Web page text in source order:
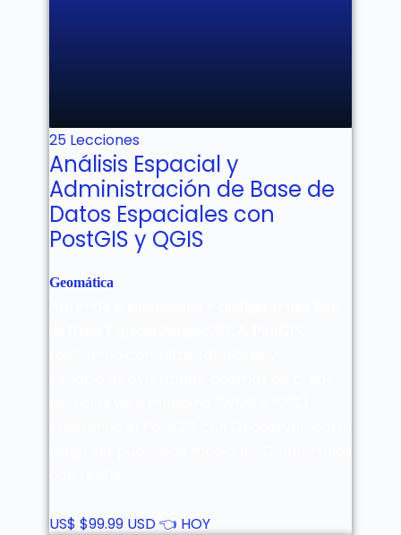
25 Lecciones
Análisis Espacial y
Administración de Base de
Datos Espaciales con
PostGIS y QGIS
Geomática
US$ $99.99 USD 👈 HOY